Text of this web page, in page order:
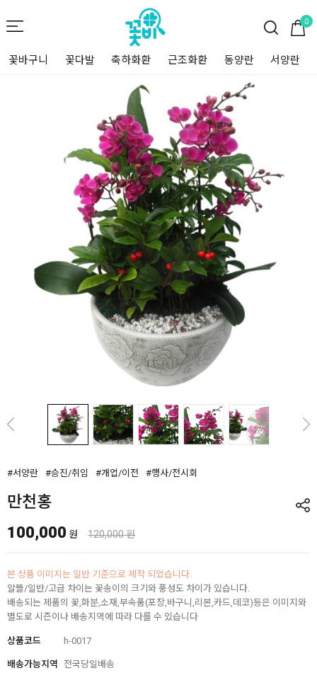
0
꽃바구니 꽃다발 축하화환 근조화환 동양란 서양란
#서양란 #승진/취임 #개업/이전 #행사/전시회
만천홍
100,000 원 120,000 원
본 상품 이미지는 일반 기준으로 제작 되었습니다.
알뜰/일반/고급 차이는 꽃송이의 크기와 풍성도 차이가 있습니다.
배송되는 제품의 꽃,화분,소재,부속품(포장,바구니,리본,카드,데코)등은 이미지와
별도로 시즌이나 배송지역에 따라 다를 수 있습니다
상품코드 h-0017
배송가능지역 전국당일배송